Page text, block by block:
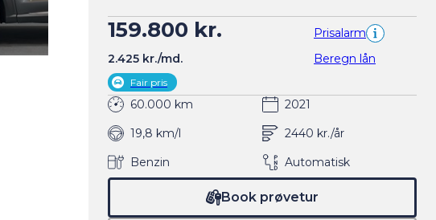
159.800 kr.
Prisalarm
2.425 kr./md.
Beregn lån
Fair pris
60.000 km
2021
19,8 km/l
2440 kr./år
Benzin
Automatisk
Book prøvetur